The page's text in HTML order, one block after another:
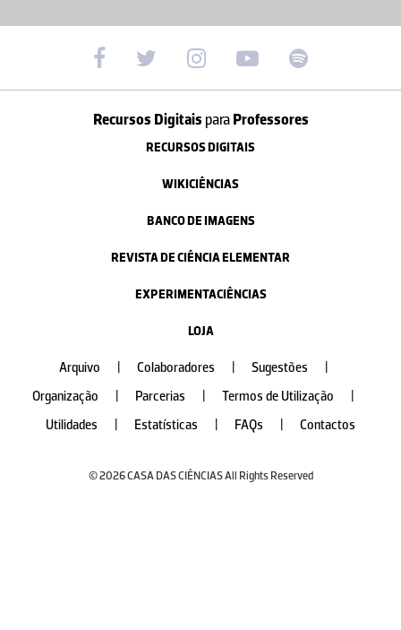
Recursos Digitais paraProfessores
RECURSOS DIGITAIS
WIKICIÊNCIAS
BANCO DE IMAGENS
REVISTA DE CIÊNCIA ELEMENTAR
EXPERIMENTACIÊNCIAS
LOJA
Arquivo Colaboradores Sugestões
Organização
Parcerias Termos de Utilização
Utilidades
Estatísticas FAQs Contactos
© 2026 CASA DAS CIÊNCIAS All Rights Reserved